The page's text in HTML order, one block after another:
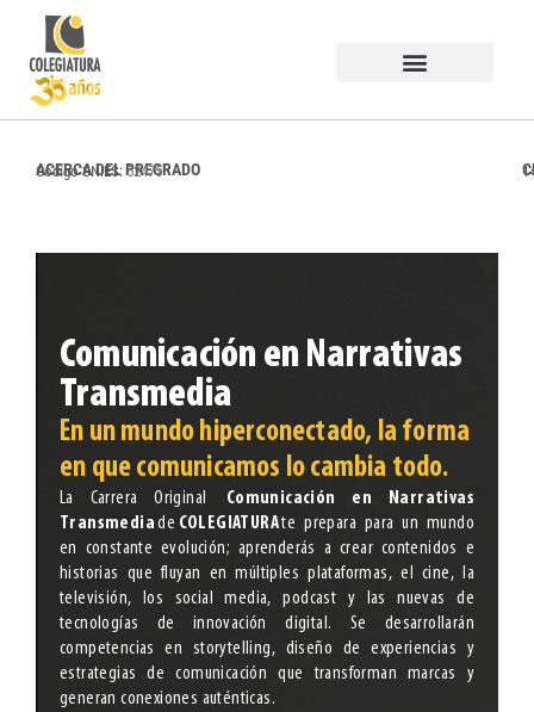
ACERCA DEL PREGRADO
Código SNIES: 52475
Comunicación en Narrativas
Transmedia​
En un mundo hiperconectado, la forma
en que comunicamos lo cambia todo.
La Carrera Original Comunicación en Narrativas
Transmediade COLEGIATURAte prepara para un mundo
en constante evolución; aprenderás a crear contenidos e
historias que fluyan en múltiples plataformas, el cine, la
televisión, los social media, podcast y las nuevas de
tecnologías de innovación digital. Se desarrollarán
competencias en storytelling, diseño de experiencias y
estrategias de comunicación que transforman marcas y
generan conexiones auténticas.